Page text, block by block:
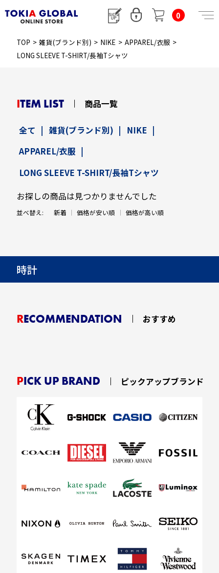
0
TOP > 雑貨(ブランド別) > NIKE > APPAREL/衣服 >
LONG SLEEVE T-SHIRT/長袖Tシャツ
ITEM LIST 商品一覧
全て | 雑貨(ブランド別) | NIKE |
APPAREL/衣服 |
LONG SLEEVE T-SHIRT/長袖Tシャツ
お探しの商品は見つかりませんでした
並べ替え: 新着 価格が安い順 価格が高い順
時計
RECOMMENDATION おすすめ
PICK UP BRAND ピックアップブランド